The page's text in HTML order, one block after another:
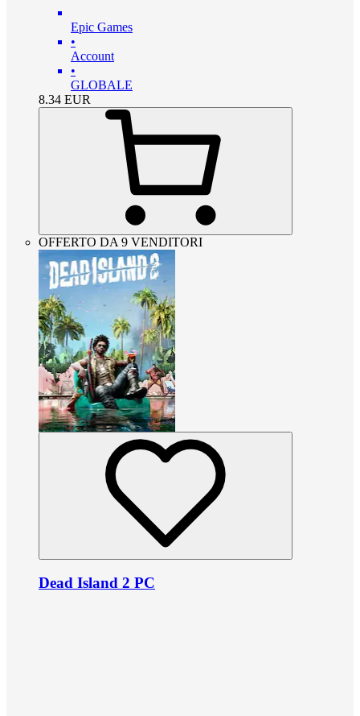
Epic Games
•
Account
•
GLOBALE
8.34 EUR
OFFERTO DA 9 VENDITORI
Dead Island 2 PC